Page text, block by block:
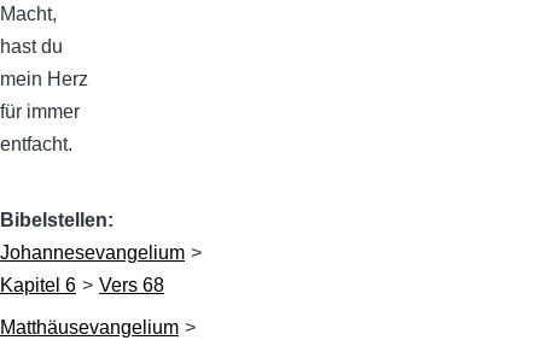
Macht,
hast du
mein Herz
für immer
entfacht.
Bibelstellen
Johannesevangelium
Kapitel 6
Vers 68
Matthäusevangelium